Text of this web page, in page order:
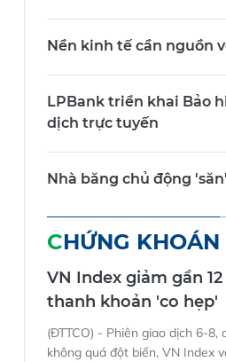
Nền kinh tế cần nguồn
LPBank triển khai Bảo
dịch trực tuyến
Nhà băng chủ động
CHỨNG KHOÁN
VN Index giảm gần
thanh khoản 'co hẹp'
(ĐTTCO) - Phiên giao dịch 6-8,
không quá đột biến, VN Index